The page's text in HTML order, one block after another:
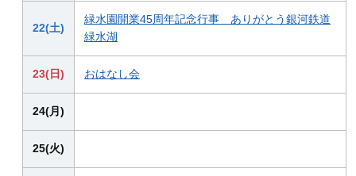
22(土)
緑水園開業45周年記念行事 ありがとう銀河鉄道
緑水湖
23(日) おはなし会
24(月)
25(火)